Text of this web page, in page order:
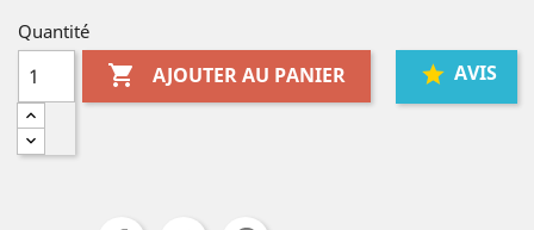
Quantité
 AJOUTER AU PANIER AVIS